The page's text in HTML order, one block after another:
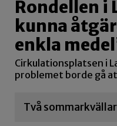
Rondellen i
kunna
enkla
Cirkulationsplatsen i
problemet borde gå
Två